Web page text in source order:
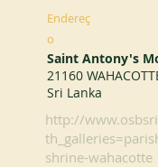
Endereç
o
Saint Antony's
21160
Sri Lanka
http://
shrine-wahacotte